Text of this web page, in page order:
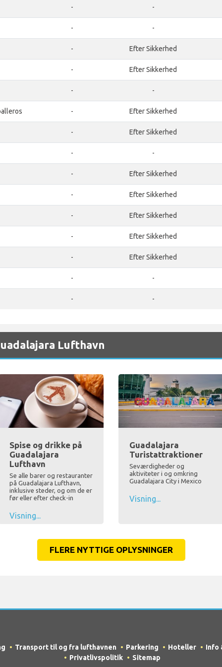
- -
- -
- Efter Sikkerhed
- Efter Sikkerhed
- -
- Efter Sikkerhed
- Efter Sikkerhed
- -
- Efter Sikkerhed
- Efter Sikkerhed
- Efter Sikkerhed
- Efter Sikkerhed
- Efter Sikkerhed
- -
- -
Lufthavn
Spise og drikke på
Guadalajara
Lufthavn
Se alle barer og restauranter
på Guadalajara Lufthavn,
inklusive steder, og om de er
før eller efter check-in
Visning...
Guadalajara
Turistattraktioner
Seværdigheder og
aktiviteter i og omkring
Guadalajara City i Mexico
Visning...
FLERE NYTTIGE OPLYSNINGER
Transport til og fra lufthavnen Parkering Hoteller
Info
Privatlivspolitik
Sitemap